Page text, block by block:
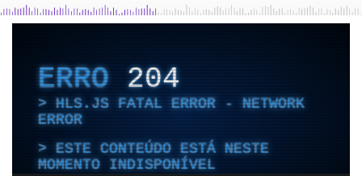
ERRO204
HLS.JS FATAL ERROR - NETWORK
ERROR
ESTE CONTEÚDO ESTÁ NESTE
MOMENTO INDISPONÍVEL